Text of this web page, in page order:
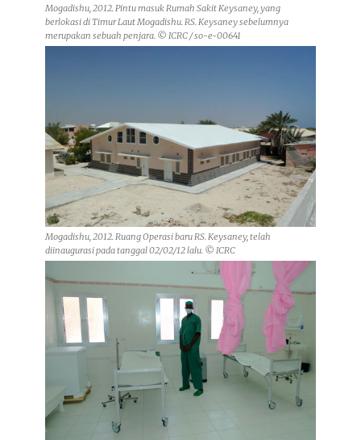
Mogadishu, 2012. Pintu masuk Rumah Sakit Keysaney, yang
berlokasi di Timur Laut Mogadishu. RS. Keysaney sebelumnya
merupakan sebuah penjara. © ICRC / so-e-00641
Mogadishu, 2012. Ruang Operasi baru RS. Keysaney, telah
diinaugurasi pada tanggal 02/02/12 lalu. © ICRC